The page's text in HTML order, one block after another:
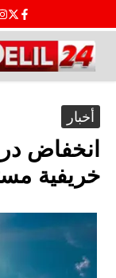
أخبار
انخفاض
خريفية